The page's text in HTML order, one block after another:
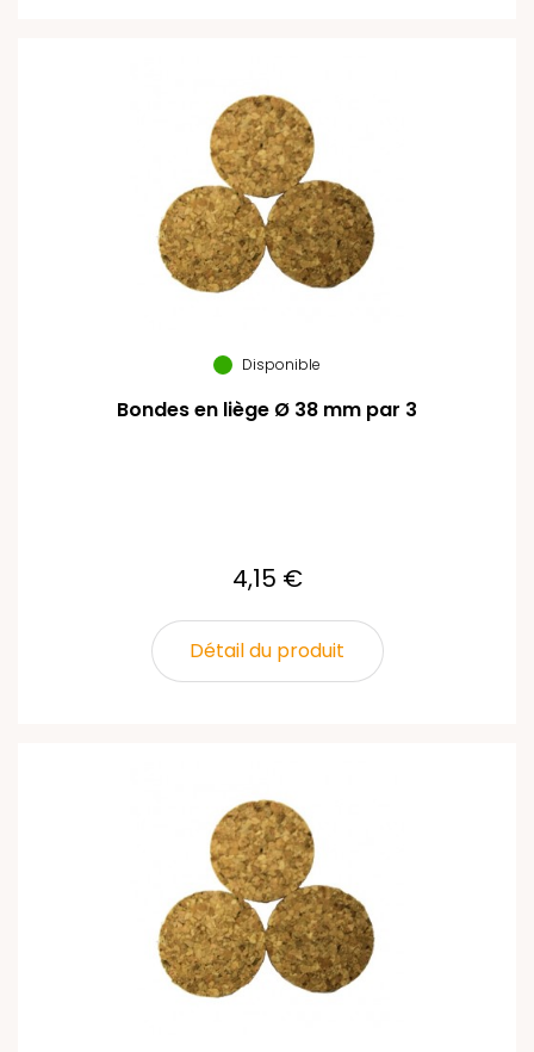
Disponible
Bondes en liège Ø 38 mm par 3
4,15 €
Détail du produit